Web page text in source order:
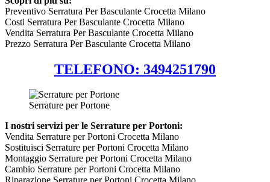
Preventivo Serratura Per Basculante Crocetta Milano
Costi Serratura Per Basculante Crocetta Milano
Vendita Serratura Per Basculante Crocetta Milano
Prezzo Serratura Per Basculante Crocetta Milano
TELEFONO: 3494251790
Serrature per Portone
I nostri servizi per le Serrature per Portoni:
Vendita Serrature per Portoni Crocetta Milano
Sostituisci Serrature per Portoni Crocetta Milano
Montaggio Serrature per Portoni Crocetta Milano
Cambio Serrature per Portoni Crocetta Milano